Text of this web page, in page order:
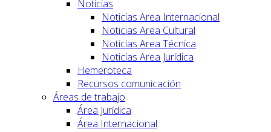
Noticias
Noticias Area Internacional
Noticias Area Cultural
Noticias Area Técnica
Noticias Area Jurídica
Hemeroteca
Recursos comunicación
Áreas de trabajo
Área Jurídica
Área Internacional